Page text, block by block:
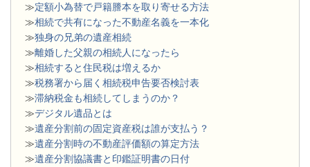
≫定額小為替で戸籍謄本を取り寄せる方法
≫相続で共有になった不動産名義を一本化
≫独身の兄弟の遺産相続
≫離婚した父親の相続人になったら
≫相続すると住民税は増えるか
≫税務署から届く相続税申告要否検討表
≫滞納税金も相続してしまうのか？
≫デジタル遺品とは
≫遺産分割前の固定資産税は誰が支払う？
≫遺産分割時の不動産評価額の算定方法
≫遺産分割協議書と印鑑証明書の日付